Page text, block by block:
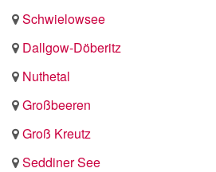
Schwielowsee
Dallgow-Döberitz
Nuthetal
Großbeeren
Groß Kreutz
Seddiner See